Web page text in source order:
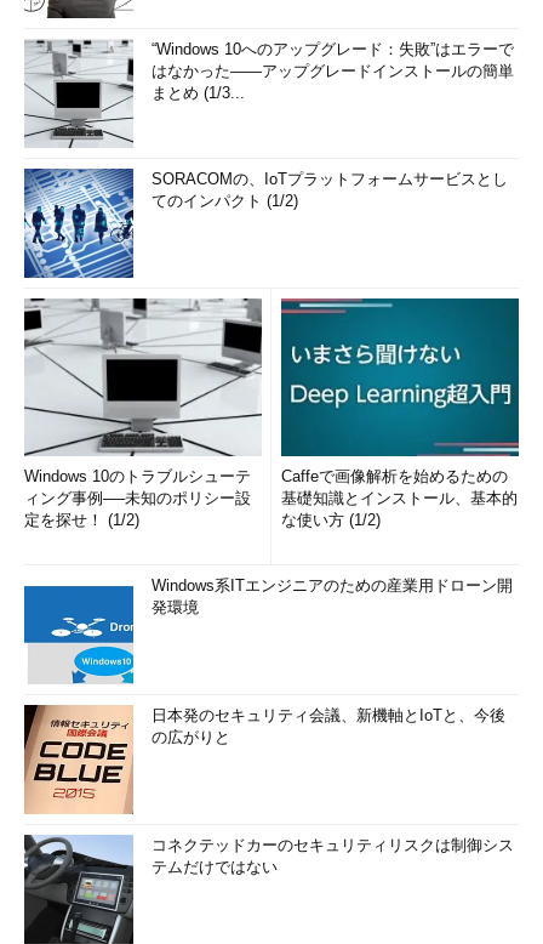
“Windows 10へのアップグレード：失敗”はエラーで
はなかった――アップグレードインストールの簡単
まとめ (1/3...
SORACOMの、IoTプラットフォームサービスとし
てのインパクト (1/2)
Windows 10のトラブルシューテ
ィング事例──未知のポリシー設
定を探せ！ (1/2)
Caffeで画像解析を始めるための
基礎知識とインストール、基本的
な使い方 (1/2)
Windows系ITエンジニアのための産業用ドローン開
発環境
日本発のセキュリティ会議、新機軸とIoTと、今後
の広がりと
コネクテッドカーのセキュリティリスクは制御シス
テムだけではない